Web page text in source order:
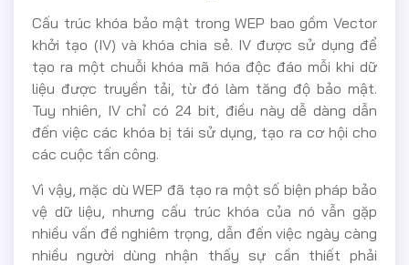
Cấu trúc khóa bảo mật trong WEP bao gồm Vector
khởi tạo (IV) và khóa chia sẻ. IV được sử dụng để
tạo ra một chuỗi khóa mã hóa độc đáo mỗi khi dữ
liệu được truyền tải, từ đó làm tăng độ bảo mật.
Tuy nhiên, IV chỉ có 24 bit, điều này dễ dàng dẫn
đến việc các khóa bị tái sử dụng, tạo ra cơ hội cho
các cuộc tấn công.
Vì vậy, mặc dù WEP đã tạo ra một số biện pháp bảo
vệ dữ liệu, nhưng cấu trúc khóa của nó vẫn gặp
nhiều vấn đề nghiêm trọng, dẫn đến việc ngày càng
nhiều người dùng nhận thấy sự cần thiết phải